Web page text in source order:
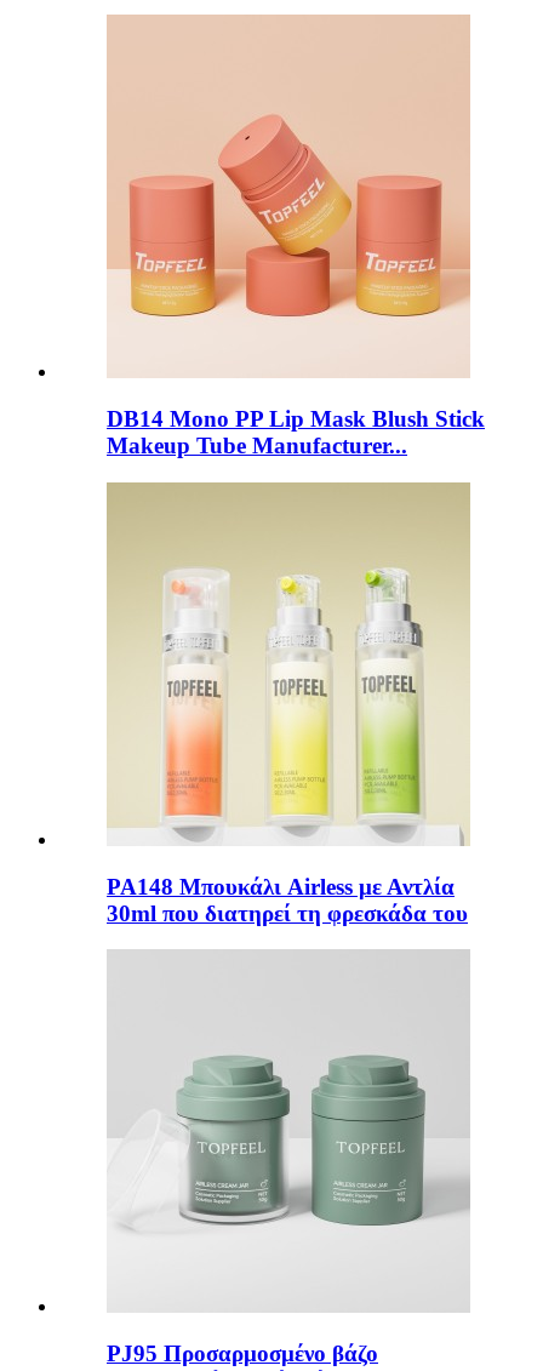
DB14 Mono PP Lip Mask Blush Stick
Makeup Tube Manufacturer...
PA148 Μπουκάλι Airless με Αντλία
30ml που διατηρεί τη φρεσκάδα του
PJ95 Προσαρμοσμένο βάζο